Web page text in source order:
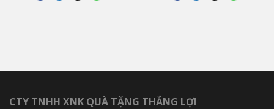
CTY TNHH XNK QUÀ TẶNG THẮNG LỢI